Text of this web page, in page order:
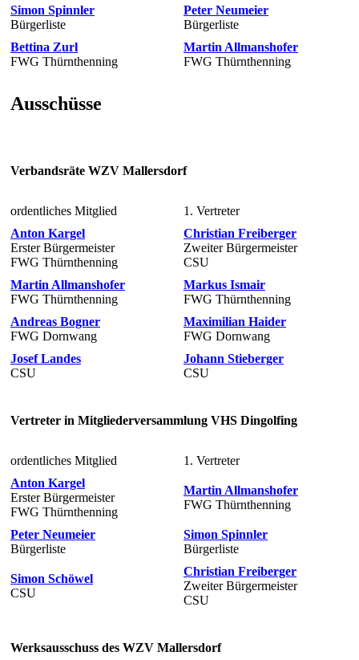
Simon Spinnler
Bürgerliste
Peter Neumeier
Bürgerliste
Bettina Zurl
FWG Thürnthenning
Martin Allmanshofer
FWG Thürnthenning
Ausschüsse
Verbandsräte WZV Mallersdorf
ordentliches Mitglied
1. Vertreter
Anton Kargel
Erster Bürgermeister
FWG Thürnthenning
Christian Freiberger
Zweiter Bürgermeister
CSU
Martin Allmanshofer
FWG Thürnthenning
Markus Ismair
FWG Thürnthenning
Andreas Bogner
FWG Dornwang
Maximilian Haider
FWG Dornwang
Josef Landes
CSU
Johann Stieberger
CSU
Vertreter in Mitgliederversammlung VHS Dingolfing
ordentliches Mitglied
1. Vertreter
Anton Kargel
Erster Bürgermeister
FWG Thürnthenning
Martin Allmanshofer
FWG Thürnthenning
Peter Neumeier
Bürgerliste
Simon Spinnler
Bürgerliste
Simon Schöwel
CSU
Christian Freiberger
Zweiter Bürgermeister
CSU
Werksausschuss des WZV Mallersdorf